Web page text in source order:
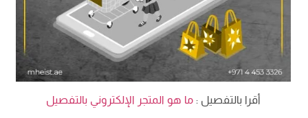
أقرا بالتفصيل : ما هو المتجر الإلكتروني بالتفصيل